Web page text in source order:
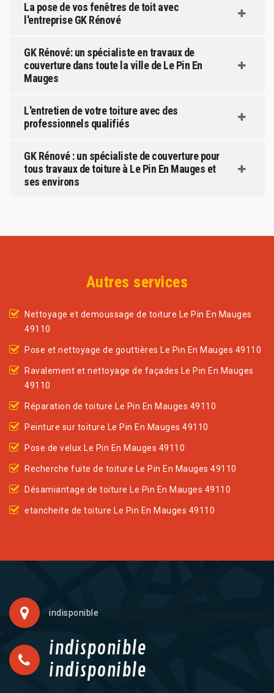
La pose de vos fenêtres de toit avec
l'entreprise GK Rénové
GK Rénové: un spécialiste en travaux de
couverture dans toute la ville de Le Pin En
Mauges
L'entretien de votre toiture avec des
professionnels qualifiés
GK Rénové : un spécialiste de couverture pour
tous travaux de toiture à Le Pin En Mauges et
ses environs
Autres services
Nettoyage et demoussage de toiture Le Pin En Mauges
49110
Pose et nettoyage de gouttières Le Pin En Mauges 49110
Ravalement et nettoyage de façades Le Pin En Mauges
49110
Réparation de toiture Le Pin En Mauges 49110
Peinture sur toiture Le Pin En Mauges 49110
Pose de velux Le Pin En Mauges 49110
Recherche fuite de toiture Le Pin En Mauges 49110
Désamiantage de toiture Le Pin En Mauges 49110
etancheite de toiture Le Pin En Mauges 49110
indisponible
indisponible
indisponible